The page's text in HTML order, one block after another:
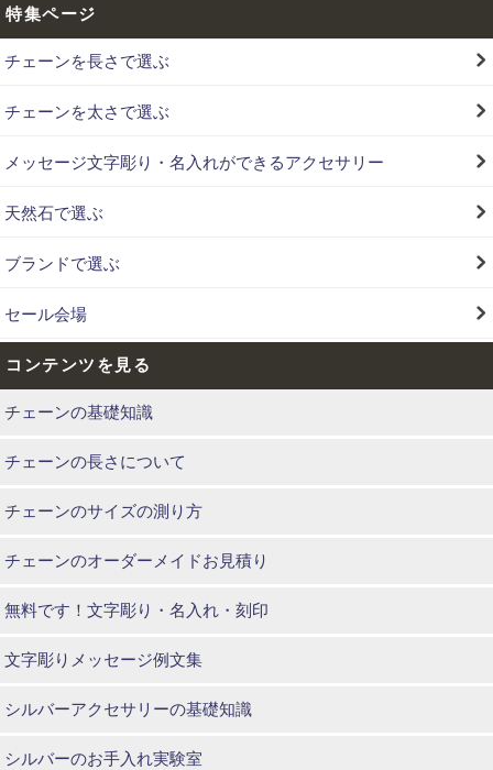
特集ページ
チェーンを長さで選ぶ
チェーンを太さで選ぶ
メッセージ文字彫り・名入れができるアクセサリー
天然石で選ぶ
ブランドで選ぶ
セール会場
コンテンツを見る
チェーンの基礎知識
チェーンの長さについて
チェーンのサイズの測り方
チェーンのオーダーメイドお見積り
無料です！文字彫り・名入れ・刻印
文字彫りメッセージ例文集
シルバーアクセサリーの基礎知識
シルバーのお手入れ実験室